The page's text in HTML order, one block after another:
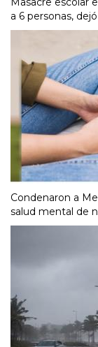
a 6 personas,
Condenaron a
salud mental de